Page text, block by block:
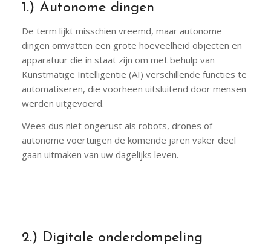
1.) Autonome dingen
De term lijkt misschien vreemd, maar autonome
dingen omvatten een grote hoeveelheid objecten en
apparatuur die in staat zijn om met behulp van
Kunstmatige Intelligentie (AI) verschillende functies te
automatiseren, die voorheen uitsluitend door mensen
werden uitgevoerd.
Wees dus niet ongerust als robots, drones of
autonome voertuigen de komende jaren vaker deel
gaan uitmaken van uw dagelijks leven.
2.) Digitale onderdompeling